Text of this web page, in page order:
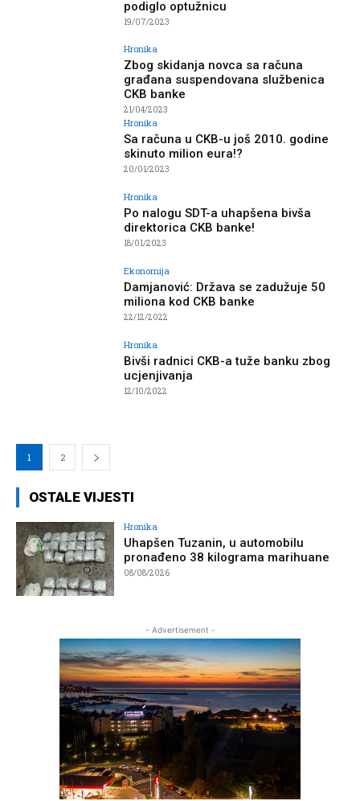
podiglo optužnicu
19/07/2023
Hronika
Zbog skidanja novca sa računa
građana suspendovana službenica
CKB banke
21/04/2023
Hronika
Sa računa u CKB-u još 2010. godine
skinuto milion eura!?
20/01/2023
Hronika
Po nalogu SDT-a uhapšena bivša
direktorica CKB banke!
18/01/2023
Ekonomija
Damjanović: Država se zadužuje 50
miliona kod CKB banke
22/12/2022
Hronika
Bivši radnici CKB-a tuže banku zbog
ucjenjivanja
12/10/2022
1 2
OSTALE VIJESTI
Hronika
Uhapšen Tuzanin, u automobilu
pronađeno 38 kilograma marihuane
08/08/2026
- Advertisement -